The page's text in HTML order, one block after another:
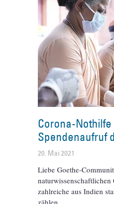
Corona-
Spendenaufruf
20. Mai 2021
Liebe Goethe-
zahlreiche aus Indien